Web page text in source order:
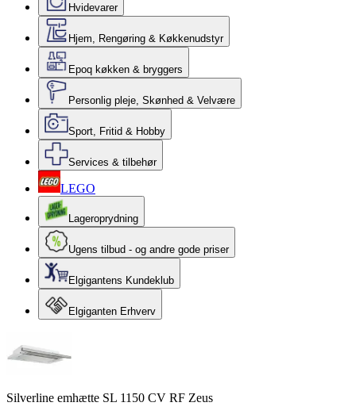
Hvidevarer
Hjem, Rengøring & Køkkenudstyr
Epoq køkken & bryggers
Personlig pleje, Skønhed & Velvære
Sport, Fritid & Hobby
Services & tilbehør
LEGO
Lageroprydning
Ugens tilbud - og andre gode priser
Elgigantens Kundeklub
Elgiganten Erhverv
Silverline emhætte SL 1150 CV RF Zeus